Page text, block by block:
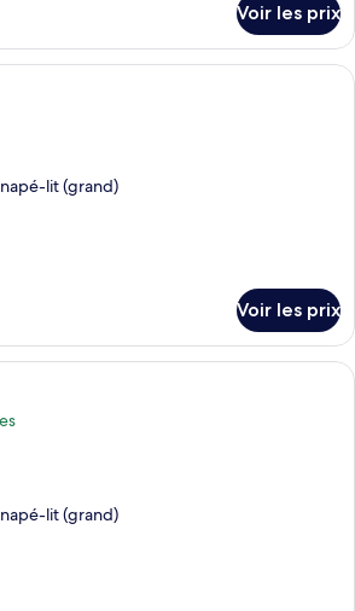
Voir les prix
Une chambre à coucher avec un
lit (grand)
Voir les prix
Une chambre avec un lit en bois,
lit (grand)